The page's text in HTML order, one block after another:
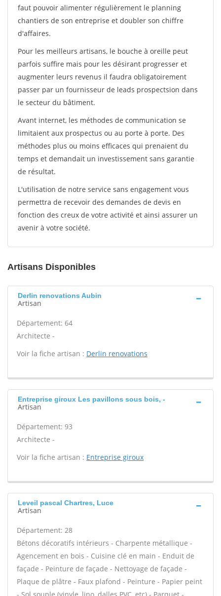
faut pouvoir alimenter régulièrement le planning
chantiers de son entreprise et doubler son chiffre
d'affaires.
Pour les meilleurs artisans, le bouche à oreille peut
parfois suffire mais pour les désirant progresser et
augmenter leurs revenus il faudra obligatoirement
passer par un fournisseur de leads prospectsion dans
le secteur du bâtiment.
Avant internet, les méthodes de communication se
limitaient aux prospectus ou au porte à porte. Des
méthodes plus ou moins efficaces qui prenaient du
temps et demandait un investissement sans garantie
de résultat.
L'utilisation de notre service sans engagement vous
permettra de recevoir des demandes de devis en
fonction des creux de votre activité et ainsi assurer un
avenir à votre société.
Artisans Disponibles
Derlin renovations Aubin
Artisan
Département: 64
Architecte -
Voir la fiche artisan : Derlin renovations
Entreprise giroux Les pavillons sous bois, -
Artisan
Département: 93
Architecte -
Voir la fiche artisan : Entreprise giroux
Leveil pascal Chartres, Luce
Artisan
Département: 28
Bétons décoratifs intérieurs - Charpente métallique -
Agencement en bois - Cuisine clé en main - Enduit de
façade - Peinture de façade - Nettoyage de façade -
Plaque de plâtre - Faux plafond - Peinture - Papier peint